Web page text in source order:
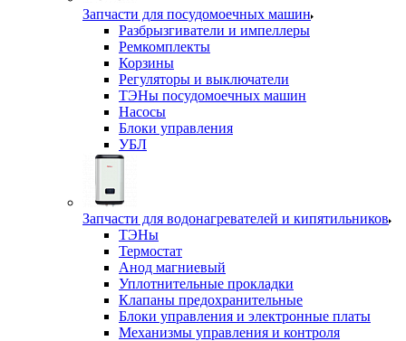
Запчасти для посудомоечных машин
Разбрызгиватели и импеллеры
Ремкомплекты
Корзины
Регуляторы и выключатели
ТЭНы посудомоечных машин
Насосы
Блоки управления
УБЛ
Запчасти для водонагревателей и кипятильников
ТЭНы
Термостат
Анод магниевый
Уплотнительные прокладки
Клапаны предохранительные
Блоки управления и электронные платы
Механизмы управления и контроля